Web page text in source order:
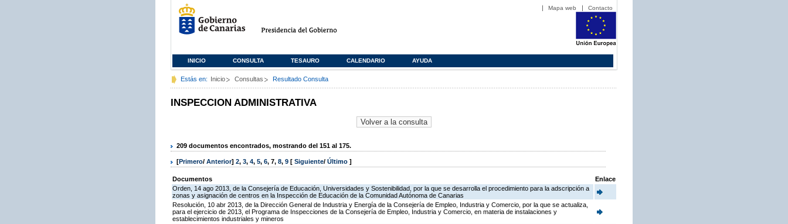
Mapa web Contacto
INICIO CONSULTA TESAURO CALENDARIO AYUDA
Estás en: Inicio Consultas Resultado Consulta
INSPECCION ADMINISTRATIVA
209 documentos encontrados, mostrando del 151 al 175.
[Primero/ Anterior] 2, 3, 4, 5, 6, 7, 8, 9 [ Siguiente/ Último ]
Documentos
Enlace
Orden, 14 ago 2013, de la Consejería de Educación, Universidades y Sostenibilidad, por la que se desarrolla el procedimiento para la adscripción a
zonas y asignación de centros en la Inspección de Educación de la Comunidad Autónoma de Canarias
Resolución, 10 abr 2013, de la Dirección General de Industria y Energía de la Consejería de Empleo, Industria y Comercio, por la que se actualiza,
para el ejercicio de 2013, el Programa de Inspecciones de la Consejería de Empleo, Industria y Comercio, en materia de instalaciones y
establecimientos industriales y mineros